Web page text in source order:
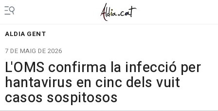
ALDIA GENT
7 DE MAIG DE 2026
L'OMS confirma la infecció per
hantavirus en cinc dels vuit
casos sospitosos